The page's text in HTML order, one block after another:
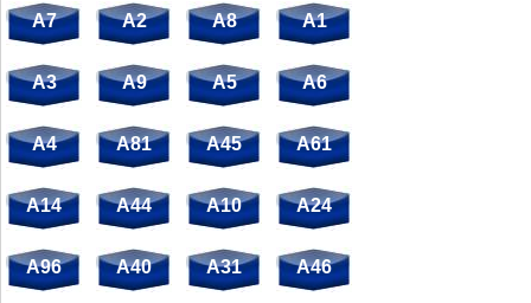
A7 A2 A8 A1
A3 A9 A5 A6
A4 A81 A45 A61
A14 A44 A10 A24
A96 A40 A31 A46